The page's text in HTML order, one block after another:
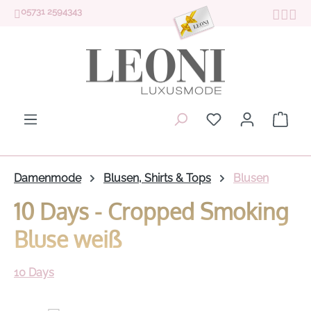
Zum Hauptinhalt springen
05731 2594343
Du hast 0
Damenmode Blusen, Shirts & Tops Blusen
10 Days - Cropped Smoking
Bluse weiß
10 Days